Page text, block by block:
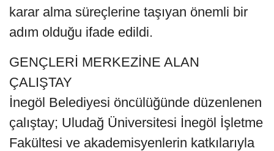
karar alma süreçlerine taşıyan önemli bir
adım olduğu ifade edildi.
GENÇLERİ MERKEZİNE ALAN
ÇALIŞTAY
İnegöl Belediyesi öncülüğünde düzenlenen
çalıştay; Uludağ Üniversitesi İnegöl İşletme
Fakültesi ve akademisyenlerin katkılarıyla